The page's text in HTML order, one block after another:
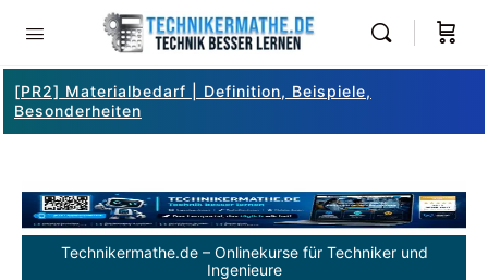
[PR2] Materialbedarf | Definition, Beispiele,
Besonderheiten
Technikermathe.de – Onlinekurse für Techniker und
Ingenieure